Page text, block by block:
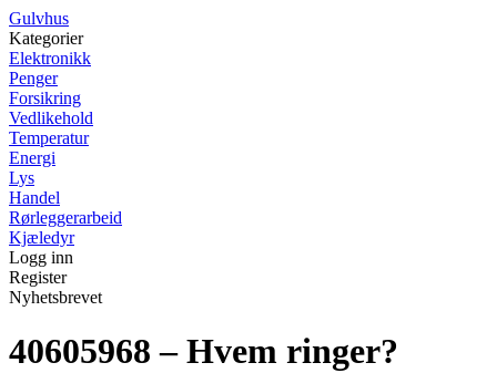
Gulvhus
Kategorier
Elektronikk
Penger
Forsikring
Vedlikehold
Temperatur
Energi
Lys
Handel
Rørleggerarbeid
Kjæledyr
Logg inn
Register
Nyhetsbrevet
40605968 – Hvem ringer?